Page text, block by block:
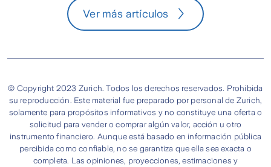
Ver más artículos
© Copyright 2023 Zurich. Todos los derechos reservados. Prohibida
su reproducción. Este material fue preparado por personal de Zurich,
solamente para propósitos informativos y no constituye una oferta o
solicitud para vender o comprar algún valor, acción u otro
instrumento financiero. Aunque está basado en información pública
percibida como confiable, no se garantiza que ella sea exacta o
completa. Las opiniones, proyecciones, estimaciones y